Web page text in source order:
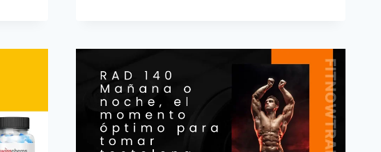
LA
MEJOR
OPCIÓN?